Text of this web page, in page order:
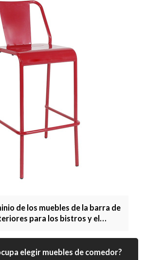
de los muebles de la barra de
para los bistros y el
elegir muebles de comedor?